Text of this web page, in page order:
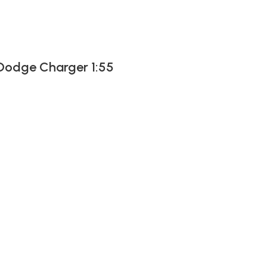
Charger 1:55